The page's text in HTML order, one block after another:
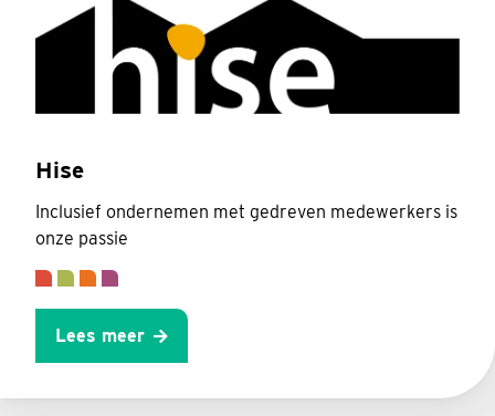
Hise
Inclusief ondernemen met gedreven medewerkers is
onze passie
Lees meer